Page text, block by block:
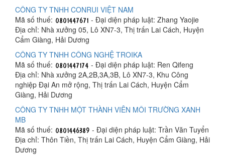
CÔNG TY TNHH CONRUI VIỆT NAM
Mã số thuế:
- Đại diện pháp luật: Zhang Yaojie
Địa chỉ: Nhà xưởng 05, Lô XN7-3, Thị trấn Lai Cách, Huyện
Cẩm Giàng, Hải Dương
CÔNG TY TNHH CÔNG NGHỆ TROIKA
Mã số thuế:
- Đại diện pháp luật: Ren Qifeng
Địa chỉ: Nhà xưởng 2A,2B,3A,3B, Lô XN7-3, Khu Công
nghiệp Đại An mở rộng, Thị trấn Lai Cách, Huyện Cẩm
Giàng, Hải Dương
CÔNG TY TNHH MỘT THÀNH VIÊN MÔI TRƯỜNG XANH
MB
Mã số thuế:
- Đại diện pháp luật: Trần Văn Tuyển
Địa chỉ: Thôn Tiền, Thị trấn Lai Cách, Huyện Cẩm Giàng, Hải
Dương